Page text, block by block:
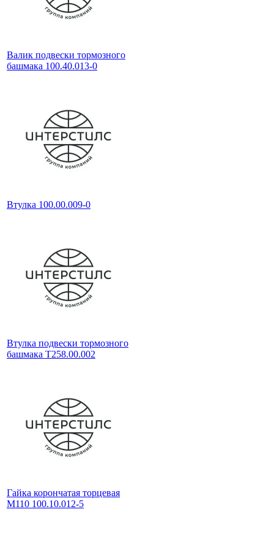
Валик подвески тормозного
башмака 100.40.013-0
Втулка 100.00.009-0
Втулка подвески тормозного
башмака Т258.00.002
Гайка корончатая торцевая
М110 100.10.012-5